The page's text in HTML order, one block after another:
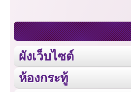
ผังเว็บไซต์
ห้องกระทู้